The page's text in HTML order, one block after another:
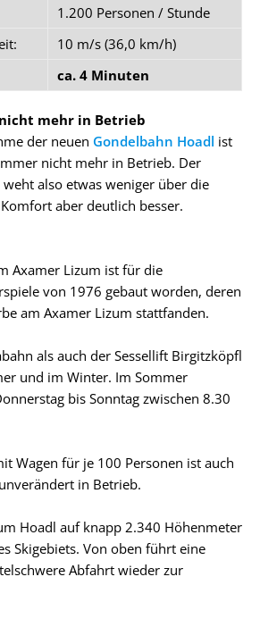
1.200 Personen / Stunde
10 m/s (36,0 km/h)
ca. 4 Minuten
mehr in Betrieb
der neuen Gondelbahn Hoadl ist
nicht mehr in Betrieb. Der
also etwas weniger über die
aber deutlich besser.
Axamer Lizum ist für die
von 1976 gebaut worden, deren
am Axamer Lizum stattfanden.
als auch der Sessellift Birgitzköpfl
und im Winter. Im Sommer
bis Sonntag zwischen 8.30
Wagen für je 100 Personen ist auch
in Betrieb.
Hoadl auf knapp 2.340 Höhenmeter
Skigebiets. Von oben führt eine
Abfahrt wieder zur